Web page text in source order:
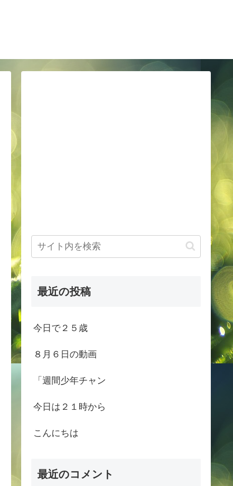
最近の投稿
今日で２５歳
８月６日の動画
「週間少年チャン
今日は２１時から
こんにちは
最近のコメント